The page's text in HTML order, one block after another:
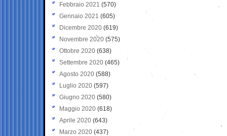
Febbraio 2021 (570)
Gennaio 2021 (605)
Dicembre 2020 (619)
Novembre 2020 (575)
Ottobre 2020 (638)
Settembre 2020(465)
Agosto 2020 (588)
Luglio 2020 (597)
Giugno 2020 (580)
Maggio 2020 (618)
Aprile 2020 (643)
Marzo 2020 (437)